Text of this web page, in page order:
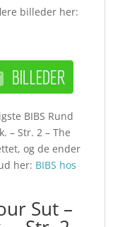
billeder her:
BIBS Rund
– Str. 2 – The
og de ender
her: BIBS hos
Sut –